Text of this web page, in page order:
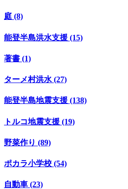
庭 (8)
能登半島洪水支援 (15)
著書 (1)
ターメ村洪水 (27)
能登半島地震支援 (138)
トルコ地震支援 (19)
野菜作り (89)
ポカラ小学校 (54)
自動車 (23)